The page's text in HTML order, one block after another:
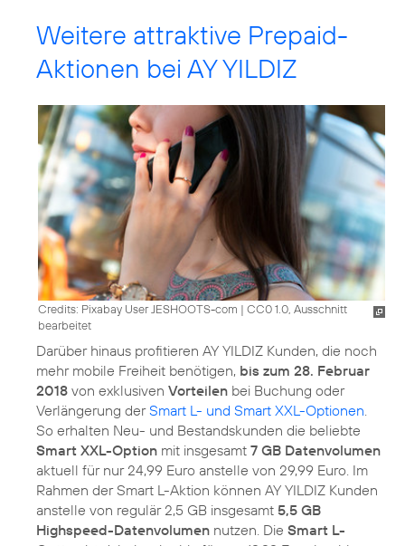
Weitere attraktive Prepaid-
Aktionen bei AY YILDIZ
Credits: Pixabay User JESHOOTS-com | CC0 1.0, Ausschnitt
bearbeitet
Darüber hinaus profitieren AY YILDIZ Kunden, die noch
mehr mobile Freiheit benötigen, bis zum 28. Februar
2018 von exklusiven Vorteilen bei Buchung oder
Verlängerung derSmart L- und Smart XXL-Optionen.
So erhalten Neu- und Bestandskunden die beliebte
Smart XXL-Option mit insgesamt 7 GB Datenvolumen
aktuell für nur 24,99 Euro anstelle von 29,99 Euro. Im
Rahmen der Smart L-Aktion können AY YILDIZ Kunden
anstelle von regulär 2,5 GB insgesamt 5,5 GB
Highspeed-Datenvolumen nutzen. Die Smart L-